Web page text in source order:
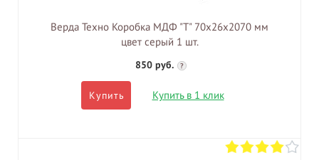
Верда Техно Коробка МДФ "Т" 70х26х2070 мм
цвет серый 1 шт.
850 руб. ?
Купить Купить в 1 клик